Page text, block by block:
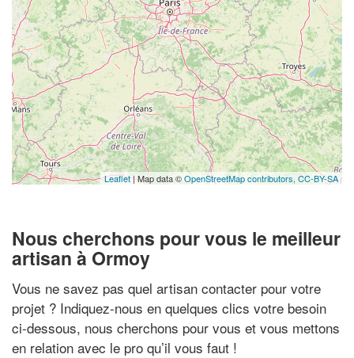
Leaflet| Map data ©OpenStreetMap contributors, CC-BY-SA
Nous cherchons pour vous le meilleur
artisan à Ormoy
Vous ne savez pas quel artisan contacter pour votre
projet ? Indiquez-nous en quelques clics votre besoin
ci-dessous, nous cherchons pour vous et vous mettons
en relation avec le pro qu’il vous faut !